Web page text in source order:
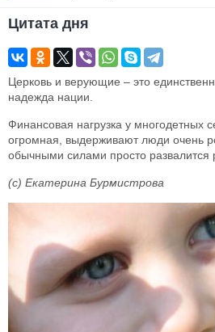
Цитата дня
Церковь и верующие – это
надежда нации.
Финансовая нагрузка у многодетных
огромная, выдерживают люди очень
обычными силами просто развалится
(c) Екатерина Бурмистрова